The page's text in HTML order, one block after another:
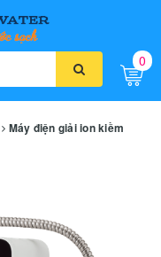
Toggle
0
Máy điện giải ion kiềm